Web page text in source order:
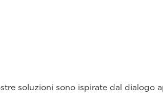
soluzioni sono ispirate dal dialogo